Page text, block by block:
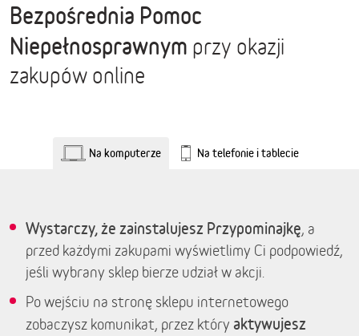
Bezpośrednia Pomoc
Niepełnosprawnym przy okazji
zakupów online
Na komputerze Na telefonie i tablecie
Wystarczy, że zainstalujesz Przypominajkę, a
przed każdymi zakupami wyświetlimy Ci podpowiedź,
jeśli wybrany sklep bierze udział w akcji.
Po wejściu na stronę sklepu internetowego
zobaczysz komunikat, przez który aktywujesz